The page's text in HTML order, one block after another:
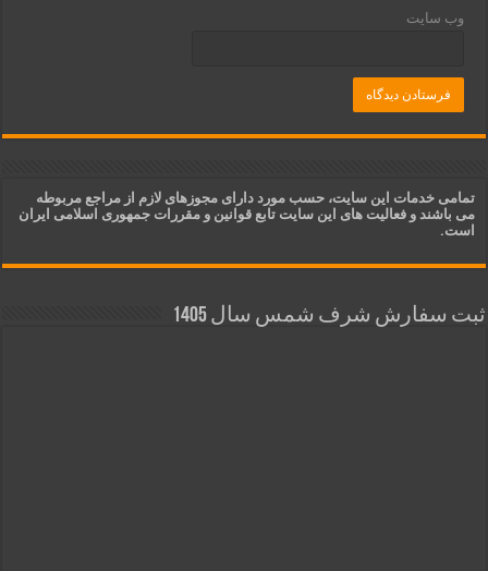
وب‌ سایت
تمامی خدمات این سایت، حسب مورد دارای مجوزهای لازم از مراجع مربوطه
می باشند و فعالیت های این سایت تابع قوانین و مقررات جمهوری اسلامی ایران
است.
ثبت سفارش شرف شمس سال 1405